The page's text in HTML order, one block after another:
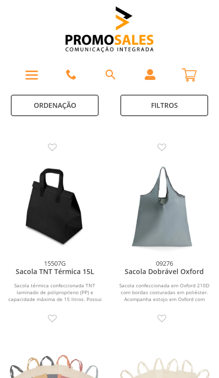
ORDENAÇÃO FILTROS
15507G
Sacola TNT Térmica 15L
Sacola térmica confeccionada TNT
laminado de polipropileno (PP) e
capacidade máxima de 15 litros. Possui
09276
Sacola Dobrável Oxford
Sacola confeccionada em Oxford 210D
com bordas costuradas em poliéster.
Acompanha estojo em Oxford com